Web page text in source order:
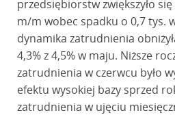
przedsiębiorstw zwiększyło
m/m wobec spadku o 0,7 tys.
dynamika zatrudnienia
4,3% z 4,5% w maju. Niższe
zatrudnienia w czerwcu było
efektu wysokiej bazy sprzed
zatrudnienia w ujęciu